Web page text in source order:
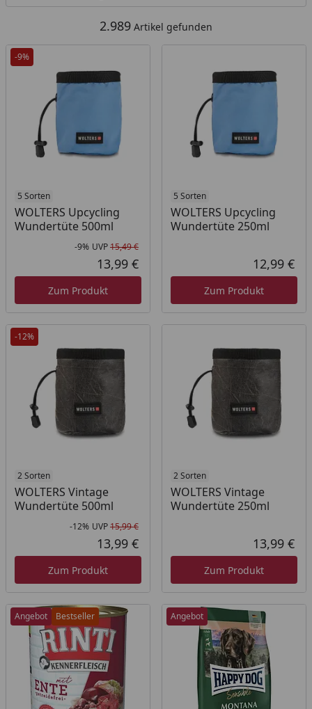
2.989 Artikel gefunden
-9%
5 Sorten
WOLTERS Upcycling
Wundertüte 500ml
Rabatt in Prozent
-9%
Ursprünglicher Preis
UVP15,49 €
Aktueller Preis
13,99 €
Zum Produkt
5 Sorten
WOLTERS Upcycling
Wundertüte 250ml
12,99 €
Zum Produkt
-12%
2 Sorten
WOLTERS Vintage
Wundertüte 500ml
Rabatt in Prozent
-12%
Ursprünglicher Preis
UVP15,99 €
Aktueller Preis
13,99 €
Zum Produkt
2 Sorten
WOLTERS Vintage
Wundertüte 250ml
13,99 €
Zum Produkt
Angebot Bestseller Angebot